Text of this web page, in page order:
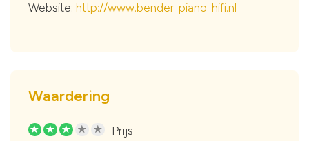
Website: http://www.bender-piano-hifi.nl
Waardering
R R R R R Prijs